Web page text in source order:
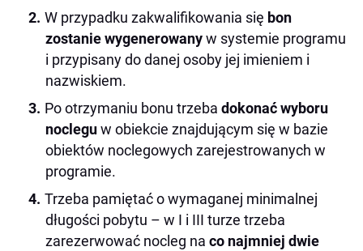
W przypadku zakwalifikowania się bon
zostanie wygenerowanyw systemie programu
i przypisany do danej osoby jej imieniem i
nazwiskiem.
Po otrzymaniu bonu trzeba dokonać wyboru
nocleguw obiekcie znajdującym się w bazie
obiektów noclegowych zarejestrowanych w
programie.
Trzeba pamiętać o wymaganej minimalnej
długości pobytu – w I i III turze trzeba
zarezerwować nocleg na co najmniej dwie